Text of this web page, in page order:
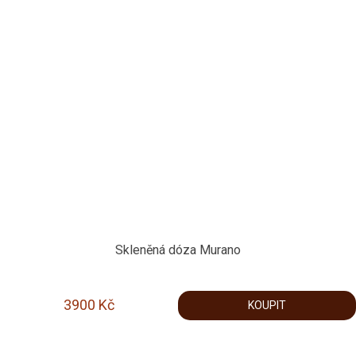
Skleněná dóza Murano
3900 Kč KOUPIT